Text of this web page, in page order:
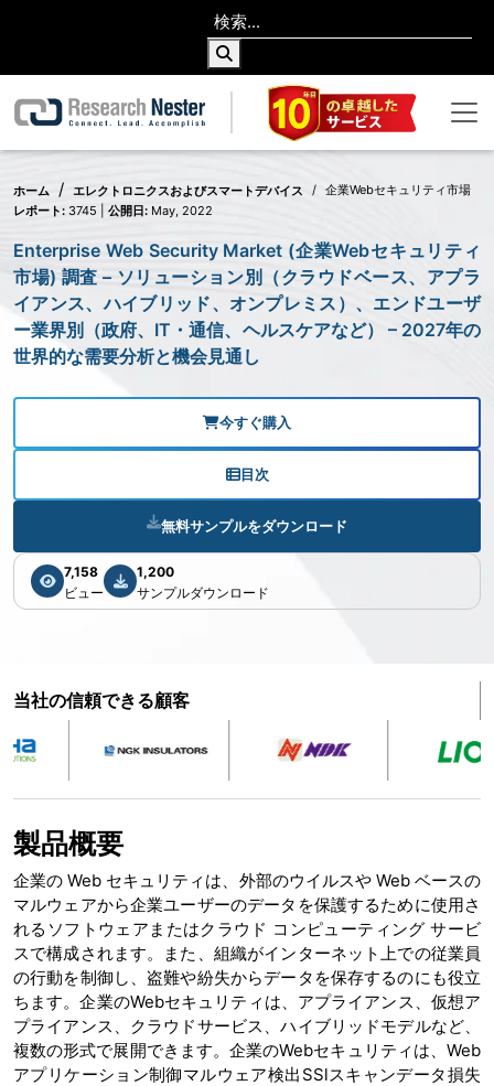
ホーム エレクトロニクスおよびスマートデバイス
企業Webセキュリティ市場
レポート: 3745 | 公開日: May, 2022
Enterprise Web Security Market (企業Webセキュリティ
市場) 調査 – ソリューション別（クラウドベース、アプラ
イアンス、ハイブリッド、オンプレミス）、エンドユーザ
ー業界別（政府、IT・通信、ヘルスケアなど） – 2027年の
世界的な需要分析と機会見通し
今すぐ購入
目次
無料サンプルをダウンロード
7,158
ビュー
1,200
サンプルダウンロード
当社の信頼できる顧客
製品概要
企業の Web セキュリティは、外部のウイルスや Web ベースの
マルウェアから企業ユーザーのデータを保護するために使用さ
れるソフトウェアまたはクラウド コンピューティング サービ
スで構成されます。また、組織がインターネット上での従業員
の行動を制御し、盗難や紛失からデータを保存するのにも役立
ちます。企業のWebセキュリティは、アプライアンス、仮想ア
プライアンス、クラウドサービス、ハイブリッドモデルなど、
複数の形式で展開できます。企業のWebセキュリティは、Web
アプリケーション制御マルウェア検出SSlスキャンデータ損失